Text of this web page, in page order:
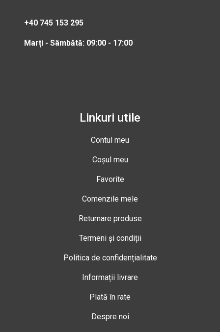
+40 745 153 295
Marți - Sâmbătă: 09:00 - 17:00
Linkuri utile
Contul meu
Coșul meu
Favorite
Comenzile mele
Returnare produse
Termeni și condiții
Politica de confidențialitate
Informații livrare
Plată în rate
Despre noi